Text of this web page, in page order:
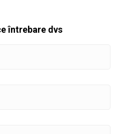
întrebare dvs